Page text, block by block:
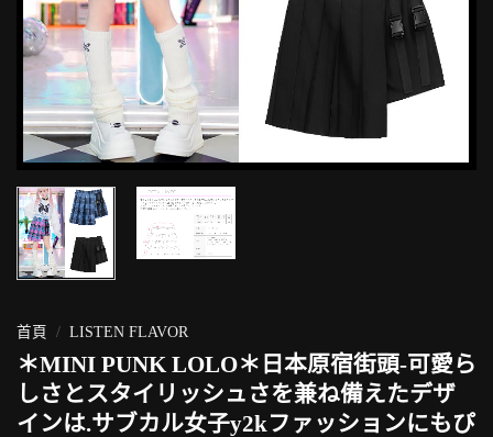
首頁 / LISTEN FLAVOR
＊MINI PUNK LOLO＊日本原宿街頭-可愛ら
しさとスタイリッシュさを兼ね備えたデザ
インは.サブカル女子y2kファッションにもぴ